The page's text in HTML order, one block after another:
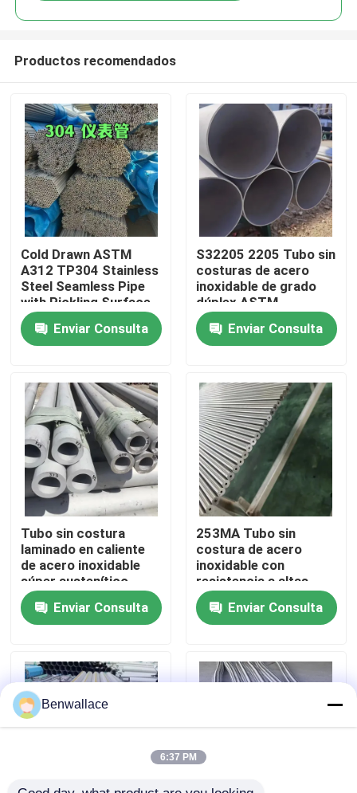
En casa
Productos
Los vídeos
Sobre nosotros
recorrido por la fábrica
Control de calidad
Noticias
Solicitar una cita
Productos recomendados
Cold Drawn ASTM
A312 TP304 Stainless
Steel Seamless Pipe
with Pickling Surface
Treatment OD 6-
114mmEnviar Consulta
S32205 2205 Tubo sin
costuras de acero
inoxidable de grado
dúplex ASTM
A790/790M Tubo
resistente a la
corrosión de alta
Enviar Consulta
Tubo sin costura
laminado en caliente
de acero inoxidable
súper austenítico
317L, resistente a la
corrosiónEnviar Consulta
253MA Tubo sin
costura de acero
inoxidable con
resistencia a altas
temperaturas,
resistencia a la
corrosión y estructura
Enviar Consulta
Benwallace
6:37 PM